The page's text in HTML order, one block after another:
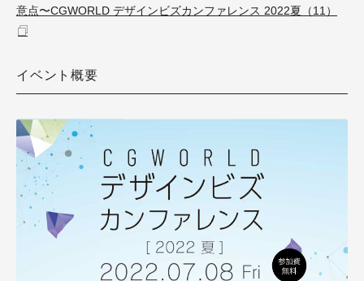
意点〜CGWORLD デザインビズカンファレンス 2022夏（11）
イベント概要